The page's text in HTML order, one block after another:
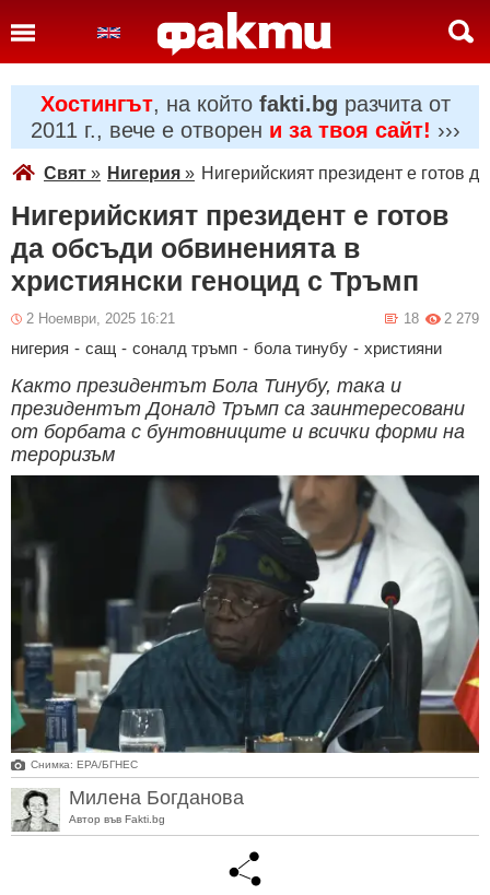
Хостингът, на който fakti.bg разчита от
2011 г., вече е отворен и за твоя сайт! ›››
Свят » Нигерия » Нигерийският президент е готов
Нигерийският президент е готов
да обсъди обвиненията в
християнски геноцид с Тръмп
2 Ноември, 2025 16:21 2 279
18
нигерия - сащ - соналд тръмп - бола тинубу - християни
Както президентът Бола Тинубу, така и
президентът Доналд Тръмп са заинтересовани
от борбата с бунтовниците и всички форми на
тероризъм
Снимка: ЕРА/БГНЕС
Милена Богданова
Автор във Fakti.bg